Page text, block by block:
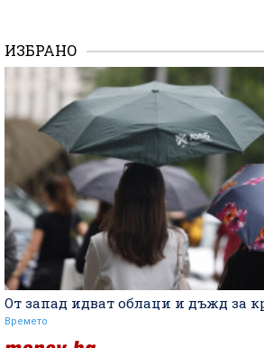
ИЗБРАНО
От запад идват облаци и дъжд за
Времето